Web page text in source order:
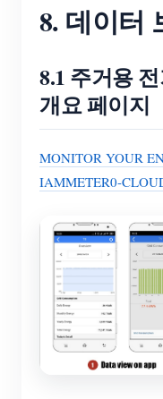
8. 데이터
8.1 주거용
개요 페이지
MONITOR YOUR
IAMMETER0-